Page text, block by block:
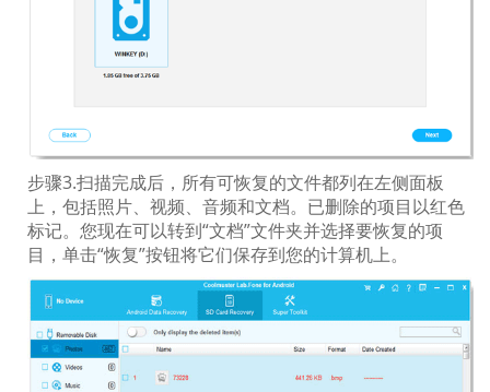
步骤3.扫描完成后，所有可恢复的文件都列在左侧面板
上，包括照片、视频、音频和文档。已删除的项目以红色
标记。您现在可以转到“文档”文件夹并选择要恢复的项
目，单击“恢复”按钮将它们保存到您的计算机上。